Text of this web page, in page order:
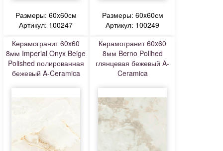
Размеры: 60x60см
Артикул: 100247
Размеры: 60x60см
Артикул: 100249
Керамогранит 60x60
8мм Imperial Onyx Beige
Polished полированная
бежевый A-Ceramica
Керамогранит 60x60
8мм Berno Polihed
глянцевая бежевый A-
Ceramica